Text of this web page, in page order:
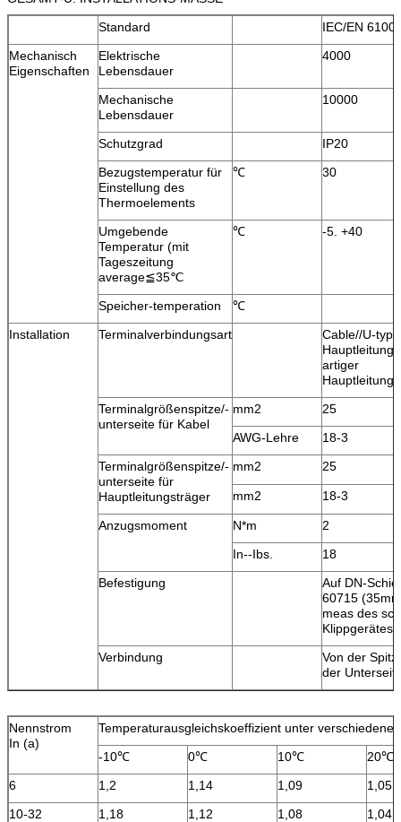
Standard
IEC/EN
Mechanisch
Eigenschaften
Elektrische
Lebensdauer
4000
Mechanische
Lebensdauer
10000
Schutzgrad
IP20
Bezugstemperatur für
Einstellung des
Thermoelements
℃ 30
Umgebende
Temperatur (mit
Tageszeitung
average≦35℃
℃ -5. +40
Speicher-temperation
℃
Installation
Terminalverbindungsart
Cable//U-type
artiger
Terminalgrößenspitze/-
unterseite für Kabel
mm2
25
AWG-Lehre
18-3
Terminalgrößenspitze/-
unterseite für
Hauptleitungsträger
mm2 25
mm2 18-3
Anzugsmoment N*m
2
In--Ibs.
18
Befestigung
Auf DN-
60715
meas des
Klippgerätes
Verbindung
Von der
der
Nennstrom
In (a)
Temperaturausgleichskoeffizient unter
-10℃
0℃ 10℃
20℃
6
1,2 1,14 1,09
1,05
10-32
1,18 1,12 1,08
1,04